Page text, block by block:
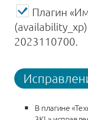
Плагин
2023110700.
В плагине